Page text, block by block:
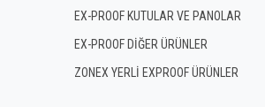
EX-PROOF KUTULAR VE PANOLAR
EX-PROOF DİĞER ÜRÜNLER
ZONEX YERLİ EXPROOF ÜRÜNLER